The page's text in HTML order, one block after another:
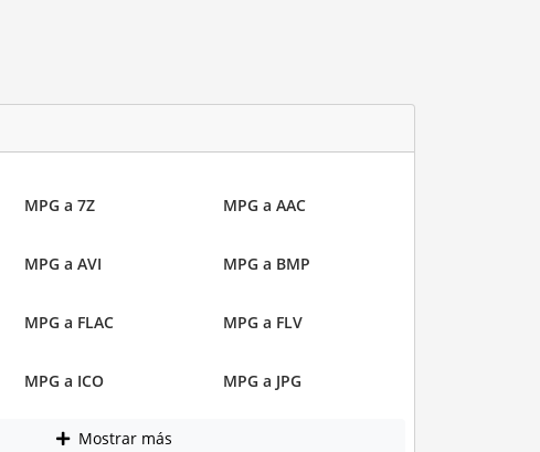
MPG a 7Z MPG a AAC
MPG a AVI MPG a BMP
MPG a FLAC MPG a FLV
MPG a ICO MPG a JPG
Mostrar más